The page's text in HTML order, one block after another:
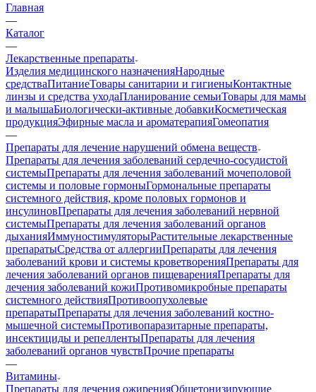
Главная
—
Каталог
—
Лекарственные препараты
Изделия медицинского назначенияНародные
средстваПитаниеТовары санитарии и гигиеныКонтактные
линзы и средства уходаПланирование семьиТовары для мамы
и малышаБиологически-активные добавкиКосметическая
продукцияЭфирные масла и ароматерапияГомеопатия
—
Препараты для лечение нарушений обмена веществ
Препараты для лечения заболеваний сердечно-сосудистой
системыПрепараты для лечения заболеваний мочеполовой
системы и половые гормоныГормональные препараты
системного действия, кроме половых гормонов и
инсулиновПрепараты для лечения заболеваний нервной
системыПрепараты для лечения заболеваний органов
дыханияИммуностимуляторыРастительные лекарственные
препаратыСредства от аллергииПрепараты для лечения
заболеваний крови и системы кроветворенияПрепараты для
лечения заболеваний органов пищеваренияПрепараты для
лечения заболеваний кожиПротивомикробные препараты
системного действияПротивоопухолевые
препаратыПрепараты для лечения заболеваний костно-
мышечной системыПротивопаразитарные препараты,
инсектициды и репеллентыПрепараты для лечения
заболеваний органов чувствПрочие препараты
—
Витамины
Препараты для лечения ожиренияОбщетонизирующие